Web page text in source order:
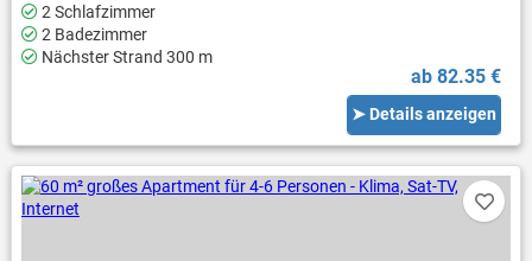
2 Schlafzimmer
2 Badezimmer
Nächster Strand 300 m
ab 82.35 €
➤ Details anzeigen